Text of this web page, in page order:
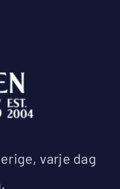
varje dag